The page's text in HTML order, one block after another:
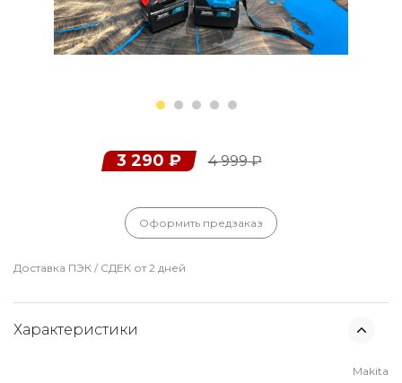
3 290 ₽ 4 999₽
Оформить предзаказ
Доставка ПЭК / СДЕК от 2 дней
Характеристики
Makita